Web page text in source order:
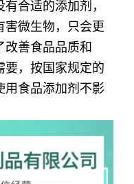
合适的添加剂，
害微生物，只会更
改善食品品质和
要，按国家规定的
用食品添加剂不影